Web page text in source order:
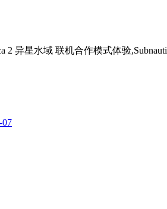
2 异星水域 联机合作模式体验
07